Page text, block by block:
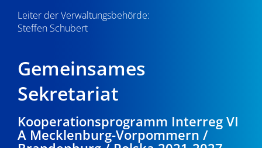
Leiter der Verwaltungsbehörde:
Steffen Schubert
Gemeinsames
Sekretariat
Kooperationsprogramm Interreg VI
A Mecklenburg-Vorpommern /